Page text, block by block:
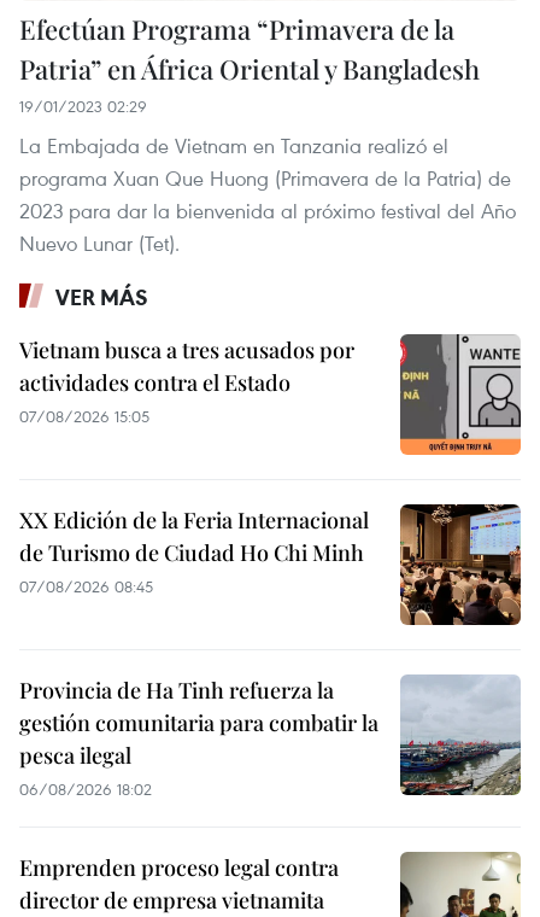
Efectúan Programa “Primavera de la
Patria” en África Oriental y Bangladesh
19/01/2023 02:29
La Embajada de Vietnam en Tanzania realizó el
programa Xuan Que Huong (Primavera de la Patria) de
2023 para dar la bienvenida al próximo festival del Año
Nuevo Lunar (Tet).
VER MÁS
Vietnam busca a tres acusados por
actividades contra el Estado
07/08/2026 15:05
XX Edición de la Feria Internacional
de Turismo de Ciudad Ho Chi Minh
07/08/2026 08:45
Provincia de Ha Tinh refuerza la
gestión comunitaria para combatir la
pesca ilegal
06/08/2026 18:02
Emprenden proceso legal contra
director de empresa vietnamita